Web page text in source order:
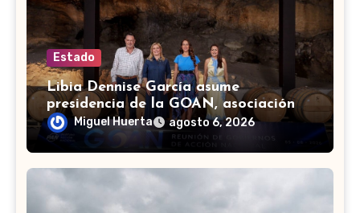
Estado
Libia Dennise García asume
presidencia de la GOAN, asociación
de gobernadores de Acción Nacional
Miguel Huerta agosto 6, 2026